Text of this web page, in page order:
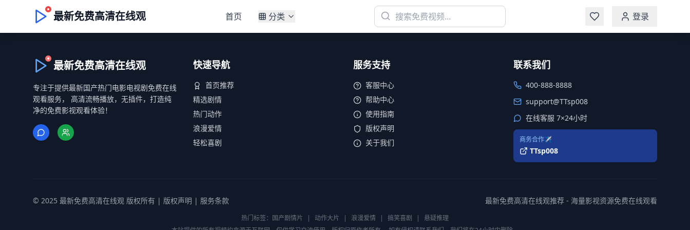
最新免费高清在线观 首页 分类 登录
最新免费高清在线观
专注于提供最新国产热门电影电视剧免费在线
观看服务， 高清流畅播放，无插件，打造纯
净的免费影视观看体验！
快速导航
首页推荐
精选剧情
热门动作
浪漫爱情
轻松喜剧
服务支持
客服中心
帮助中心
使用指南
版权声明
关于我们
联系我们
400-888-8888
support@TTsp008
在线客服 7×24小时
商务合作✈️
TTsp008
© 2025 最新免费高清在线观 版权所有 | 版权声明 | 服务条款 最新免费高清在线观推荐 - 海量影视资源免费在线观看
热门标签： 国产剧情片 | 动作大片 | 浪漫爱情 | 搞笑喜剧 |
悬疑推理